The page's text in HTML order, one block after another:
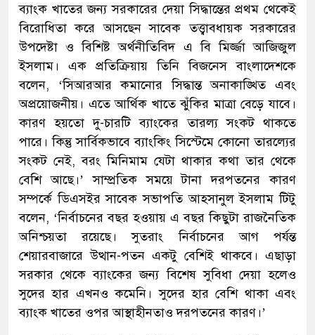
ব্যাংক খাতের জন্য সরকারের দেয়া সিদ্ধান্তের প্রথম থেকেই
বিরোধিতা করে আসছেন সাবেক তত্ত্বাবধায়ক সরকারের
উপদেষ্টা ও বিশিষ্ট অর্থনীতিবিদ এ বি মির্জ্জা আজিজুল
ইসলাম। এক প্রতিক্রিয়ায় তিনি বিজনেস বাংলাদেশকে
বলেন, ‘সিআরআর কমানোর সিদ্ধান্ত অনাকাঙ্খিত এবং
অপ্রয়োজনীয়। এতে আর্থিক খাতে ঝুঁকির মাত্রা বেড়ে যাবে।
কারণ হয়তো দু-চারটি ব্যাংকের তারল্য সংকট থাকতে
পারে। কিন্তু সার্বিকভাবে ব্যাংকিং সিস্টেমে কোনো তারল্যের
সংকট নেই, বরং মিনিমাম যেটা থাকার কথা তার থেকে
বেশি আছে।’ সাম্প্রতিক সময়ে টানা দরপতনের কারণ
সম্পর্কে ডিএসইর সাবেক সভাপতি আহসানুল ইসলাম টিটু
বলেন, ‘নির্বাচনের বছর হওয়ায় এ বছর কিছুটা রাজনৈতিক
অনিশ্চয়তা রয়েছে। সুতরাং নির্বাচনের আগ পর্যন্ত
শেয়ারবাজারে উত্থান-পতন একটু বেশিই থাকবে। এছাড়া
সরকার থেকে ব্যাংকের জন্য বিশেষ সুবিধা দেয়া হলেও
সুদের হার এখনও কমেনি। সুদের হার বেশি থাকা এবং
ব্যাংক খাতের ওপর আস্থাহীনতাও দরপতনের কারণ।’